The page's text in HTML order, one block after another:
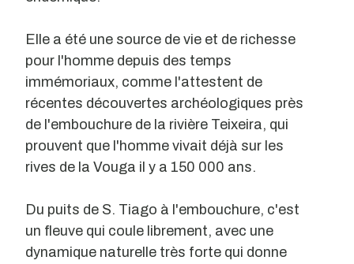
Elle a été une source de vie et de richesse
pour l'homme depuis des temps
immémoriaux, comme l'attestent de
récentes découvertes archéologiques près
de l'embouchure de la rivière Teixeira, qui
prouvent que l'homme vivait déjà sur les
rives de la Vouga il y a 150 000 ans.
Du puits de S. Tiago à l'embouchure, c'est
un fleuve qui coule librement, avec une
dynamique naturelle très forte qui donne